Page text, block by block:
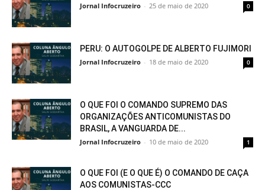
Jornal Infocruzeiro - 25 de maio de 2020 0
PERU: O AUTOGOLPE DE ALBERTO FUJIMORI
Jornal Infocruzeiro - 18 de maio de 2020 0
O QUE FOI O COMANDO SUPREMO DAS
ORGANIZAÇÕES ANTICOMUNISTAS DO
BRASIL, A VANGUARDA DE...
Jornal Infocruzeiro - 10 de maio de 2020 1
O QUE FOI (E O QUE É) O COMANDO DE CAÇA
AOS COMUNISTAS-CCC